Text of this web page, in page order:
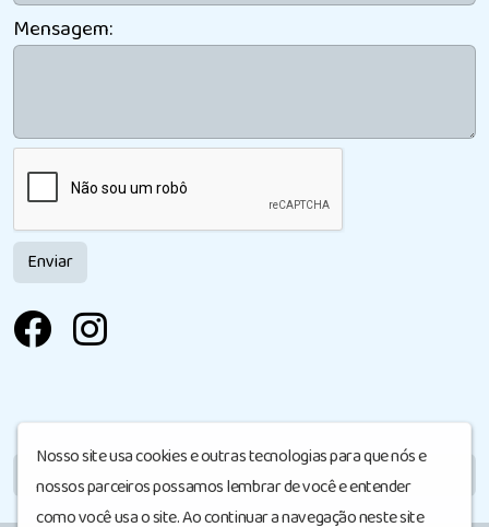
Mensagem:
Enviar
MÓDULO LIVRE
Nosso site usa cookies e outras tecnologias para que nós e
nossos parceiros possamos lembrar de você e entender
como você usa o site. Ao continuar a navegação neste site